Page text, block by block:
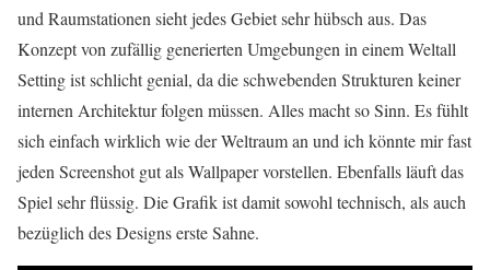
und Raumstationen sieht jedes Gebiet sehr hübsch aus. Das
Konzept von zufällig generierten Umgebungen in einem Weltall
Setting ist schlicht genial, da die schwebenden Strukturen keiner
internen Architektur folgen müssen. Alles macht so Sinn. Es fühlt
sich einfach wirklich wie der Weltraum an und ich könnte mir fast
jeden Screenshot gut als Wallpaper vorstellen. Ebenfalls läuft das
Spiel sehr flüssig. Die Grafik ist damit sowohl technisch, als auch
bezüglich des Designs erste Sahne.